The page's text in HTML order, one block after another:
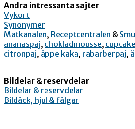
Andra intressanta sajter
Vykort
Synonymer
Matkanalen, Receptcentralen &
ananaspaj, chokladmousse,
citronpaj, äppelkaka, rabarberpaj,
Bildelar & reservdelar
Bildelar & reservdelar
Bildäck, hjul & fälgar